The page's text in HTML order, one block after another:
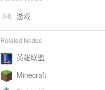
Related Nodes